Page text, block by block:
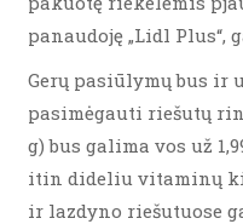
panaudoję „Lidl Plus“,
Gerų pasiūlymų bus ir
pasimėgauti riešutų
g) bus galima vos už
itin dideliu vitaminų
ir lazdyno riešutuose